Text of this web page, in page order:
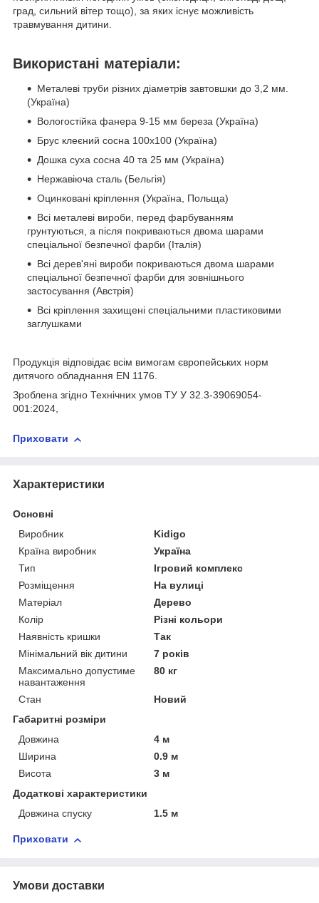
град, сильний вітер тощо), за яких існує можливість
травмування дитини.
Використані матеріали:
Металеві труби різних діаметрів завтовшки до 3,2 мм.
(Україна)
Вологостійка фанера 9-15 мм береза ​​(Україна)
Брус клеєний сосна 100х100 (Україна)
Дошка суха сосна 40 та 25 мм (Україна)
Нержавіюча сталь (Бельгія)
Оцинковані кріплення (Україна, Польща)
Всі металеві вироби, перед фарбуванням
грунтуються, а після покриваються двома шарами
спеціальної безпечної фарби (Італія)
Всі дерев'яні вироби покриваються двома шарами
спеціальної безпечної фарби для зовнішнього
застосування (Австрія)
Всі кріплення захищені спеціальними пластиковими
заглушками
Продукція відповідає всім вимогам європейських норм
дитячого обладнання EN 1176.
Зроблена згідно Технічних умов ТУ У 32.3-39069054-
001:2024,
Приховати
Характеристики
Основні
Виробник
Kidigo
Країна виробник
Україна
Тип
Ігровий комплекс
Розміщення
На вулиці
Матеріал
Дерево
Колір
Різні кольори
Наявність кришки
Так
Мінімальний вік дитини
7 років
Максимально допустиме
навантаження
80 кг
Стан
Новий
Габаритні розміри
Довжина
4 м
Ширина
0.9 м
Висота
3 м
Додаткові характеристики
Довжина спуску
1.5 м
Приховати
Умови доставки